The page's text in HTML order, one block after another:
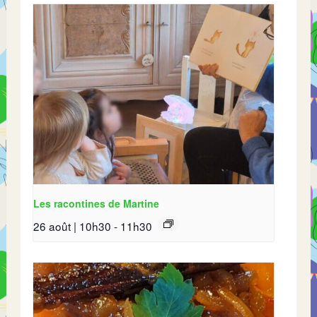
Les racontines de Martine
26 août | 10h30 - 11h30